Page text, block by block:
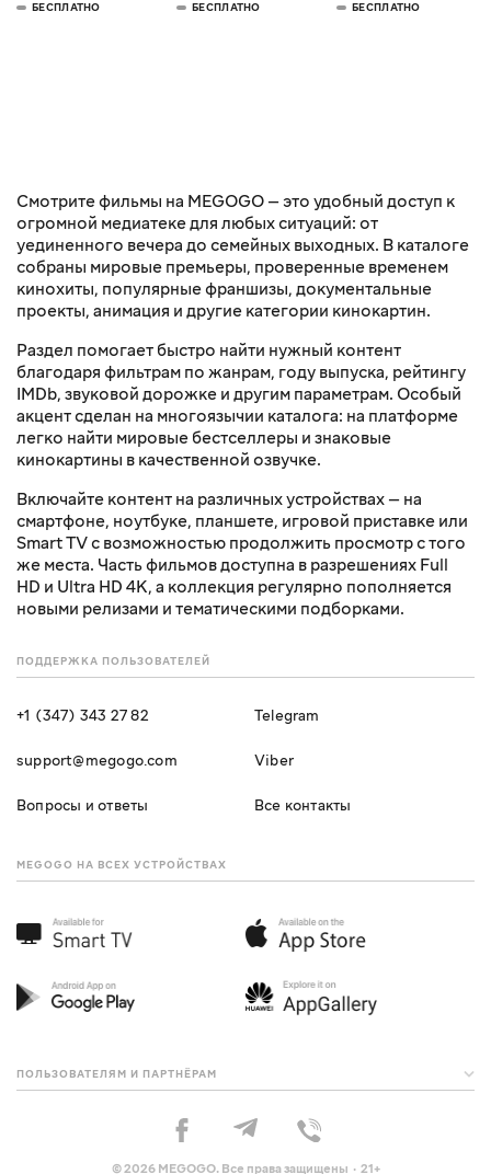
БЕСПЛАТНО БЕСПЛАТНО БЕСПЛАТНО
Смотрите фильмы на MEGOGO — это удобный доступ к
огромной медиатеке для любых ситуаций: от
уединенного вечера до семейных выходных. В каталоге
собраны мировые премьеры, проверенные временем
кинохиты, популярные франшизы, документальные
проекты, анимация и другие категории кинокартин.
Раздел помогает быстро найти нужный контент
благодаря фильтрам по жанрам, году выпуска, рейтингу
IMDb, звуковой дорожке и другим параметрам. Особый
акцент сделан на многоязычии каталога: на платформе
легко найти мировые бестселлеры и знаковые
кинокартины в качественной озвучке.
Включайте контент на различных устройствах — на
смартфоне, ноутбуке, планшете, игровой приставке или
Smart TV с возможностью продолжить просмотр с того
же места. Часть фильмов доступна в разрешениях Full
HD и Ultra HD 4K, а коллекция регулярно пополняется
новыми релизами и тематическими подборками.
ПОДДЕРЖКА ПОЛЬЗОВАТЕЛЕЙ
+1 (347) 343 27 82
support@megogo.com
Вопросы и ответы
Telegram
Viber
Все контакты
MEGOGO НА ВСЕХ УСТРОЙСТВАХ
ПОЛЬЗОВАТЕЛЯМ И ПАРТНЁРАМ
© 2026 MEGOGO. Все права защищены · 21+